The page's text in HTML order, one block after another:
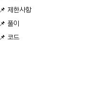
📌 제한사항
📌 풀이
📌 코드